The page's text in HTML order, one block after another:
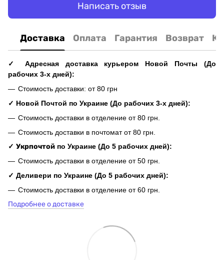
Написать отзыв
Доставка Оплата Гарантия Возврат
✓ Адресная доставка курьером Новой Почты (До
рабочих 3-х дней):
Стоимость доставки: от 80 грн
✓ Новой Почтой по Украине (До рабочих 3-х дней):
Стоимость доставки в отделение от 80 грн.
Стоимость доставки в почтомат от 80 грн.
✓ Укрпочтой по Украине (До 5 рабочих дней):
Стоимость доставки в отделение от 50 грн.
✓ Деливери по Украине (До 5 рабочих дней):
Стоимость доставки в отделение от 60 грн.
Подробнее о доставке